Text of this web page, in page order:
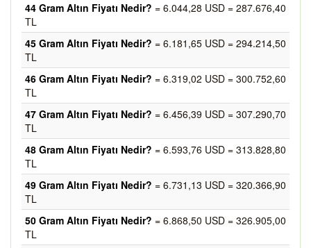
44 Gram Altın Fiyatı Nedir? = 6.044,28 USD = 287.676,40
TL
45 Gram Altın Fiyatı Nedir? = 6.181,65 USD = 294.214,50
TL
46 Gram Altın Fiyatı Nedir? = 6.319,02 USD = 300.752,60
TL
47 Gram Altın Fiyatı Nedir? = 6.456,39 USD = 307.290,70
TL
48 Gram Altın Fiyatı Nedir? = 6.593,76 USD = 313.828,80
TL
49 Gram Altın Fiyatı Nedir? = 6.731,13 USD = 320.366,90
TL
50 Gram Altın Fiyatı Nedir? = 6.868,50 USD = 326.905,00
TL